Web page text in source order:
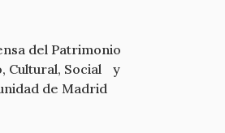
del Patrimonio
Cultural, Social y
de Madrid